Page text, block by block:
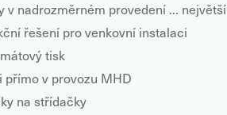
v nadrozměrném provedení ...
řešení pro venkovní instalaci
tisk
přímo v provozu MHD
na střídačky